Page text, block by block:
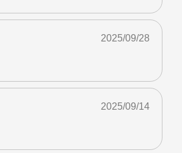
2025/09/28
2025/09/14